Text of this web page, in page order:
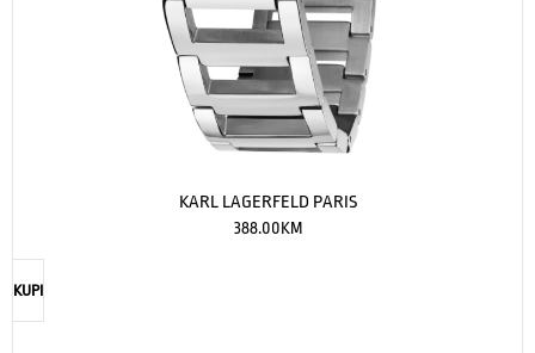
KARL LAGERFELD PARIS
388.00KM
KUPI